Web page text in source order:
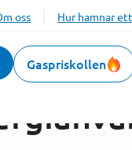
oss Hur hamnar
Gaspriskollen
och